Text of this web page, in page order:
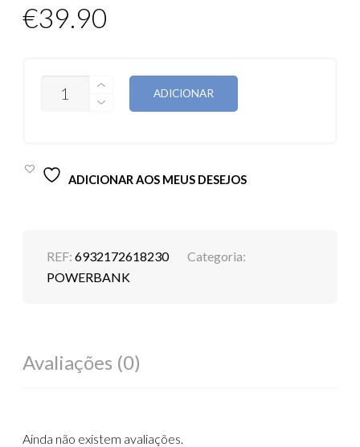
€39.90
QUANTIDADE
15W
ADICIONAR
ADICIONAR AOS MEUS DESEJOS
REF:6932172618230
Categoria:
POWERBANK
Avaliações (0)
Ainda não existem avaliações.